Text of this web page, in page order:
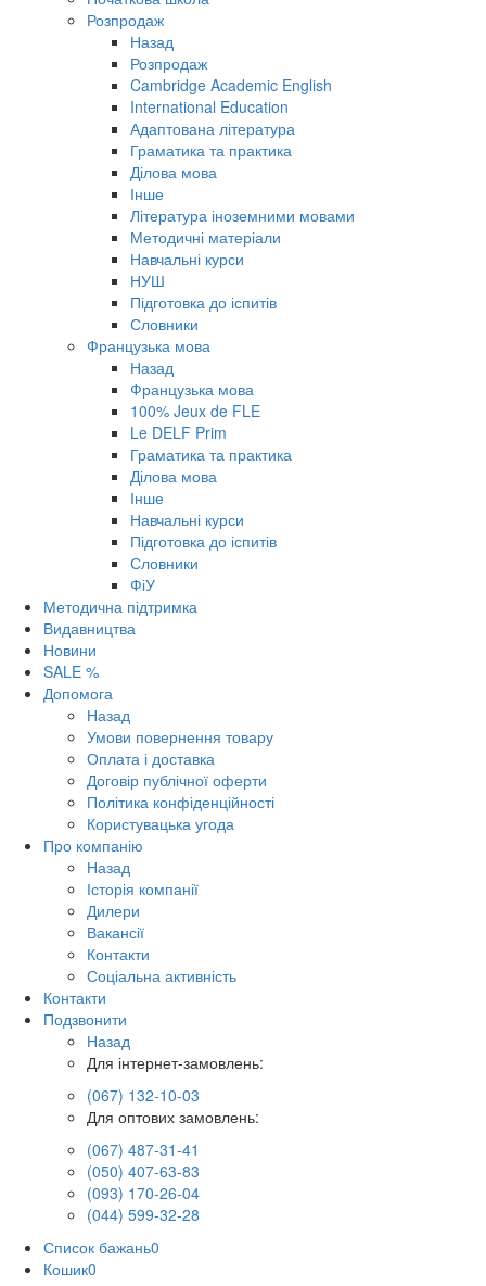
Розпродаж
Назад
Розпродаж
Cambridge Academic English
International Education
Адаптована література
Граматика та практика
Ділова мова
Інше
Література іноземними мовами
Методичні матеріали
Навчальні курси
НУШ
Підготовка до іспитів
Словники
Французька мова
Назад
Французька мова
100% Jeux de FLE
Le DELF Prim
Граматика та практика
Ділова мова
Інше
Навчальні курси
Підготовка до іспитів
Словники
ФіУ
Методична підтримка
Видавництва
Новини
SALE %
Допомога
Назад
Умови повернення товару
Оплата і доставка
Договір публічної оферти
Політика конфіденційності
Користувацька угода
Про компанію
Назад
Історія компанії
Дилери
Вакансії
Контакти
Соціальна активність
Контакти
Подзвонити
Назад
Для інтернет-замовлень:
(067) 132-10-03
Для оптових замовлень:
(067) 487-31-41
(050) 407-63-83
(093) 170-26-04
(044) 599-32-28
Список бажань0
Кошик0